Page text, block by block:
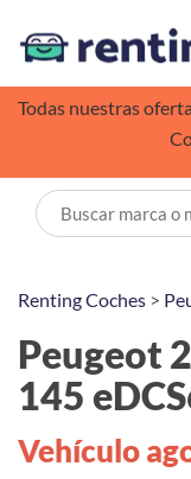
Todas nuestras
Renting Coches >
Peugeot
145
Vehículo